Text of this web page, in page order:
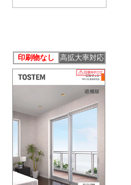
印刷物なし 高拡大率対応